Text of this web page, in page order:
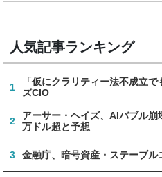
人気記事ランキング
1
「仮にクラリティー法不成立
ズCIO
2
アーサー・ヘイズ、AIバブル
万ドル超と予想
3 金融庁、暗号資産・ステーブ